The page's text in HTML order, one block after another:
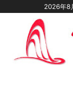
2026年8